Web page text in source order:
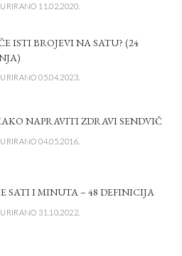
11.02.2020.
ISTI BROJEVI NA SATU? (24
05.04.2023.
NAPRAVITI ZDRAVI SENDVIČ
04.05.2016.
SATI I MINUTA – 48 DEFINICIJA
31.10.2022.